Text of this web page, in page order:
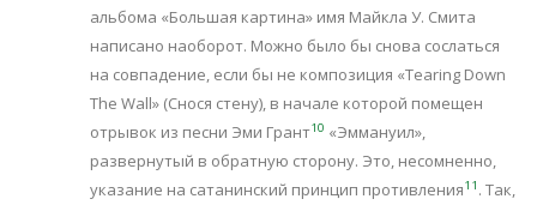
альбома «Большая картина» имя Майкла У. Смита
написано наоборот. Можно было бы снова сослаться
на совпадение, если бы не композиция «Tearing Down
The Wall» (Снося стену), в начале которой помещен
отрывок из песни Эми Грант10 «Эммануил»,
развернутый в обратную сторону. Это, несомненно,
указание на сатанинский принцип противления11 . Так,